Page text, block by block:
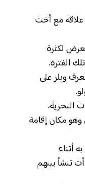
علاقة مع أخت
لكثرة
الفترة.
ويلز على
البحرية،
وهو مكان إقامة
أثناء
تنشأ بينهم